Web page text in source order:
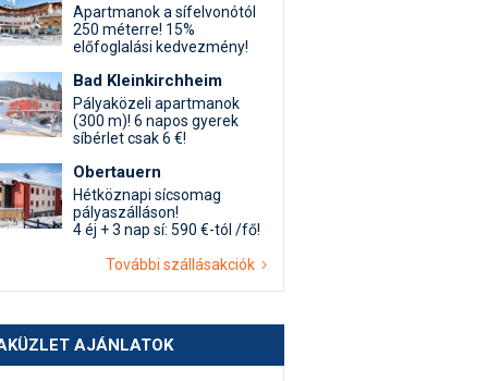
Apartmanok a sífelvonótól
250 méterre! 15%
előfoglalási kedvezmény!
Bad Kleinkirchheim
Pályaközeli apartmanok
(300 m)! 6 napos gyerek
síbérlet csak 6 €!
Obertauern
Hétköznapi sícsomag
pályaszálláson!
4 éj + 3 nap sí: 590 €-tól /fő!
További szállásakciók
AJÁNLATOK